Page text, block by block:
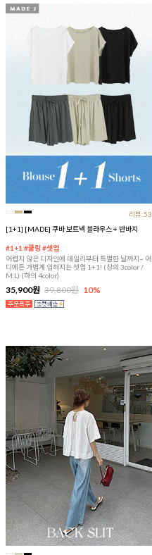
리뷰:53
[1+1] [MADE] 쿠바 보트넥 블라우스 + 반바지
#1+1 #쿨링 #셋업
어렵지 않은 디자인에 데일리부터 특별한 날까지~ 어
디에든 가볍게 입혀지는 셋업 1+1! (상의 3color /
M,L) (하의 4color)
35,900원 39,800원 10%